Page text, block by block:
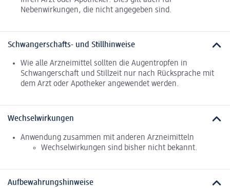
Nebenwirkungen, die nicht angegeben sind.
Schwangerschafts- und Stillhinweise
Wie alle Arzneimittel sollten die Augentropfen in
Schwangerschaft und Stillzeit nur nach Rücksprache mit
dem Arzt oder Apotheker angewendet werden.
Wechselwirkungen
Anwendung zusammen mit anderen Arzneimitteln
Wechselwirkungen sind bisher nicht bekannt.
Aufbewahrungshinweise